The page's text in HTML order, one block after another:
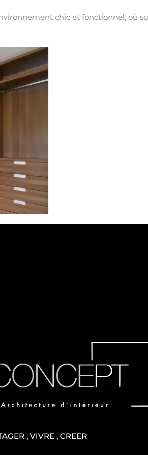
chic et fonctionnel, où
, VIVRE , CREER